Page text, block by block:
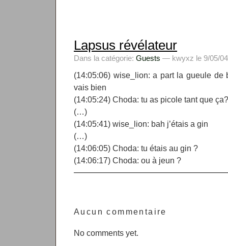
Lapsus révélateur
Dans la catégorie: Guests — kwyxz le 9/05/
(14:05:06) wise_lion: a part la gueule
vais bien
(14:05:24) Choda: tu as picole tant que ça?
(…)
(14:05:41) wise_lion: bah j’étais a gin
(…)
(14:06:05) Choda: tu étais au gin ?
(14:06:17) Choda: ou à jeun ?
Aucun commentaire
No comments yet.